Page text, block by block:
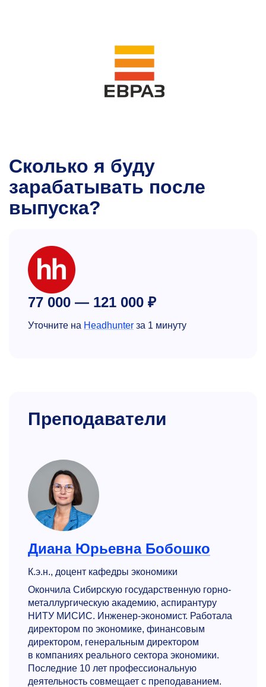
Сколько я буду
зарабатывать после
выпуска?
77 000 — 121 000 ₽
Уточните на Headhunter за 1 минуту
Преподаватели
Диана Юрьевна Бобошко
К.э.н., доцент кафедры экономики
Окончила Сибирскую государственную горно-
металлургическую академию, аспирантуру
НИТУ МИСИС. Инженер-экономист. Работала
директором по экономике, финансовым
директором, генеральным директором
в компаниях реального сектора экономики.
Последние 10 лет профессиональную
деятельность совмещает с преподаванием.